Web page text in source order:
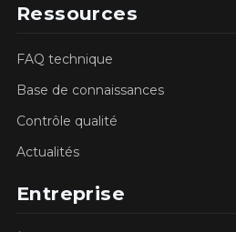
Ressources
FAQ technique
Base de connaissances
Contrôle qualité
Actualités
Entreprise